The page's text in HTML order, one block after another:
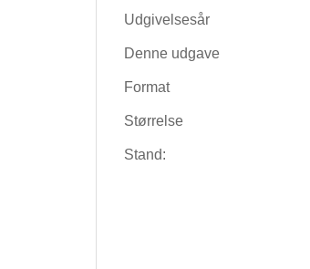
Udgivelsesår
Denne udgave
Format
Størrelse
Stand: